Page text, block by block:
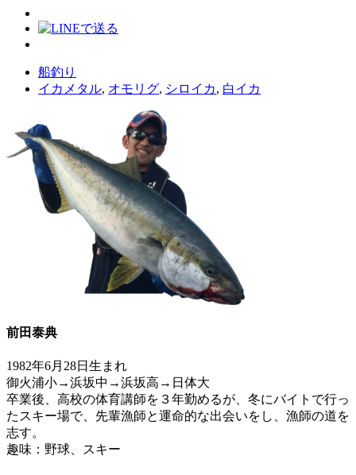
船釣り
イカメタル, オモリグ, シロイカ, 白イカ
前田泰典
1982年6月28日生まれ
御火浦小→浜坂中→浜坂高→日体大
卒業後、高校の体育講師を３年勤めるが、冬にバイトで行っ
たスキー場で、先輩漁師と運命的な出会いをし、漁師の道を
志す。
趣味：野球、スキー